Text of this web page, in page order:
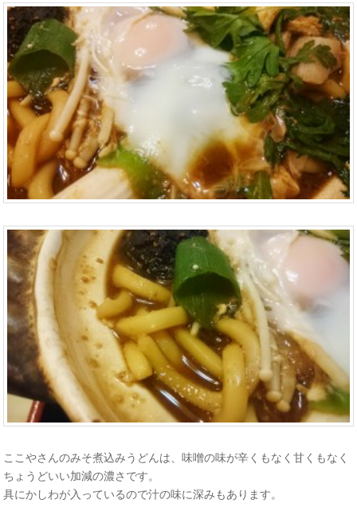
ここやさんのみそ煮込みうどんは、味噌の味が辛くもなく甘くもなく
ちょうどいい加減の濃さです。
具にかしわが入っているので汁の味に深みもあります。